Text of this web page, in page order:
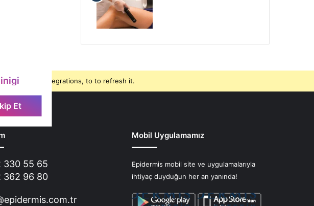
Et
page > Integrations, to to refresh it.
330 55 65
362 96 80
Mobil Uygulamamız
Epidermis mobil site ve uygulamalarıyla
ihtiyaç duyduğun her an yanında!